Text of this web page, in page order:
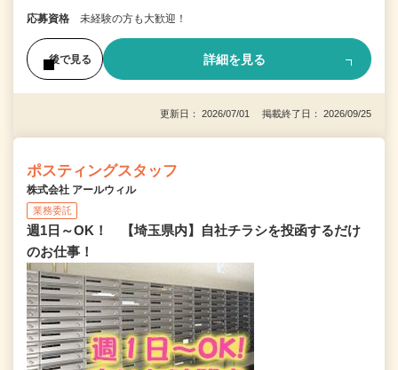
応募資格 未経験の方も大歓迎！
後で見る 詳細を見る
更新日： 2026/07/01 掲載終了日： 2026/09/25
ポスティングスタッフ
株式会社 アールウィル
業務委託
週1日～OK！ 【埼玉県内】自社チラシを投函するだけ
のお仕事！